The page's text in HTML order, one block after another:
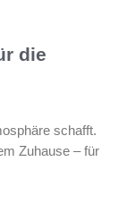
die
schafft.
Zuhause – für